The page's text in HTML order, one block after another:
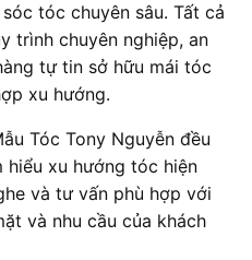
tóc chuyên sâu. Tất cả
trình chuyên nghiệp, an
tự tin sở hữu mái tóc
xu hướng.
Tóc Tony Nguyễn đều
hiểu xu hướng tóc hiện
và tư vấn phù hợp với
và nhu cầu của khách